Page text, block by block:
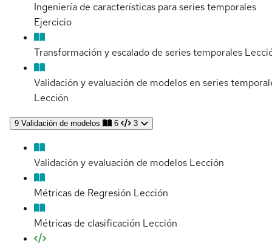
Ingeniería de características para series temporales
Ejercicio
Transformación y escalado de series temporales
Validación y evaluación de modelos en series
Lección
9 Validación de modelos 6 3
Validación y evaluación de modelos Lección
Métricas de Regresión Lección
Métricas de clasificación Lección